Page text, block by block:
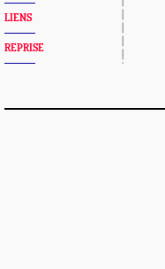
LIENS
REPRISE